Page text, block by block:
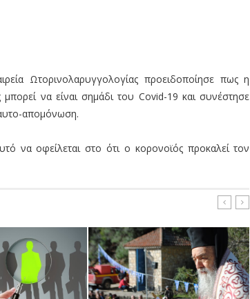
Ωτορινολαρυγγολογίας προειδοποίησε πως η
να είναι σημάδι του Covid-19 και συνέστησε
αυτο-απομόνωση.
να οφείλεται στο ότι ο κορονοϊός προκαλεί τον